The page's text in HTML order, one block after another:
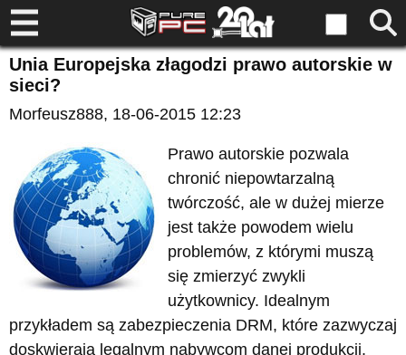
Unia Europejska złagodzi prawo autorskie w
sieci?
Morfeusz888, 18-06-2015 12:23
Prawo autorskie pozwala
chronić niepowtarzalną
twórczość, ale w dużej mierze
jest także powodem wielu
problemów, z którymi muszą
się zmierzyć zwykli
użytkownicy. Idealnym
przykładem są zabezpieczenia DRM, które zazwyczaj
doskwierają legalnym nabywcom danej produkcji.